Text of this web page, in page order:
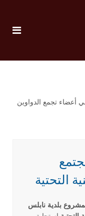
أعضاء تجمع الدواوين
التحتية
بلدية نابلس